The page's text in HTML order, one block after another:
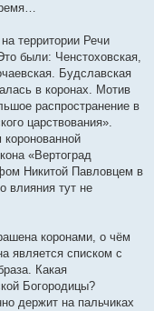
территории Речи
были: Ченстоховская,
Будславская
в коронах. Мотив
распространение в
царствования».
«Вертоград
Никитой Павловцем в
влияния тут не
коронами, о чём
является списком с
Какая
Богородицы?
держит на пальчиках